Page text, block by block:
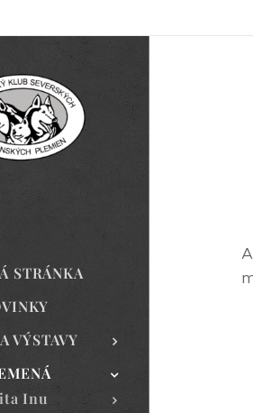
STRÁNKA
VÝSTAVY
Inu